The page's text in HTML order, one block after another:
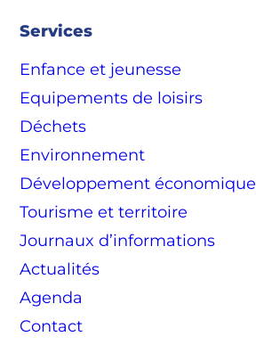
Services
Enfance et jeunesse
Equipements de loisirs
Déchets
Environnement
Développement économique
Tourisme et territoire
Journaux d’informations
Actualités
Agenda
Contact